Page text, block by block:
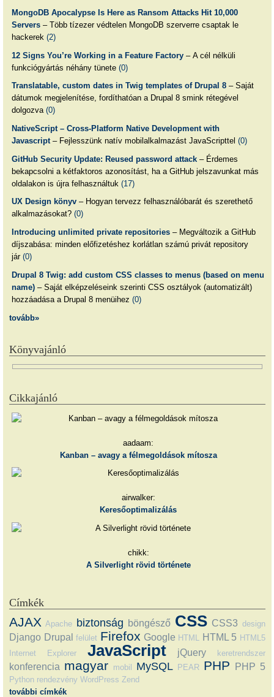
MongoDB Apocalypse Is Here as Ransom Attacks Hit 10,000
Servers– Több tízezer védtelen MongoDB szerverre csaptak le
hackerek (2)
12 Signs You’re Working in a Feature Factory– A cél nélküli
funkciógyártás néhány tünete (0)
Translatable, custom dates in Twig templates of Drupal 8– Saját
dátumok megjelenítése, fordíthatóan a Drupal 8 smink rétegével
dolgozva (0)
NativeScript – Cross-Platform Native Development with
Javascript– Fejlesszünk natív mobilalkalmazást JavaScripttel (0)
GitHub Security Update: Reused password attack– Érdemes
bekapcsolni a kétfaktoros azonosítást, ha a GitHub jelszavunkat más
oldalakon is újra felhasználtuk (17)
UX Design könyv– Hogyan tervezz felhasználóbarát és szerethető
alkalmazásokat? (0)
Introducing unlimited private repositories– Megváltozik a GitHub
díjszabása: minden előfizetéshez korlátlan számú privát repository
jár (0)
Drupal 8 Twig: add custom CSS classes to menus (based on menu
name)– Saját elképzeléseink szerinti CSS osztályok (automatizált)
hozzáadása a Drupal 8 menüihez (0)
tovább»
Könyvajánló
Cikkajánló
aadaam:
Kanban – avagy a félmegoldások mítosza
airwalker:
Keresőoptimalizálás
chikk:
A Silverlight rövid története
Címkék
AJAX Apache biztonság böngésző CSS CSS3 design
Django Drupal felület Firefox Google HTML HTML 5 HTML5
Internet Explorer
JavaScript jQuery keretrendszer
konferencia magyar mobil MySQL PEAR PHP PHP 5
Python rendezvény WordPress Zend
további címkék